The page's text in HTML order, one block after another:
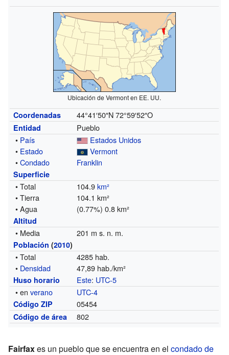
Ubicación de Vermont en EE. UU.
Coordenadas 44°41′50″N 72°59′52″O
Entidad
Pueblo
• País
Estados Unidos
• Estado
Vermont
•Condado Franklin
Superficie
• Total 104.9km²
• Tierra
104.1 km²
• Agua
(0.77%) 0.8 km²
Altitud
• Media 201 m s. n. m.
Población (2010)
• Total
4285 hab.
• Densidad 47,89 hab./km²
Huso horario Este: UTC-5
• enverano UTC-4
Código ZIP 05454
Código de área 802
Fairfaxes un pueblo que se encuentra en el condado de